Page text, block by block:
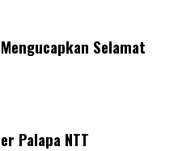
Selamat
Palapa NTT